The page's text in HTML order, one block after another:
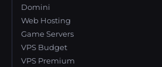
Domini
Web Hosting
Game Servers
VPS Budget
VPS Premium